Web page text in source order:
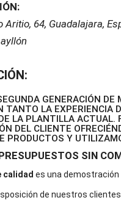
Aritio, 64, Guadalajara,
GENERACIÓN
TANTO LA EXPERIENCIA
LA PLANTILLA ACTUAL.
DEL CLIENTE
PRODUCTOS Y
SIN
calidad es una demostración
de nuestros clientes